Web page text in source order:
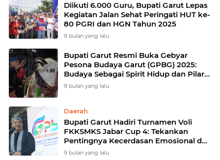
Diikuti 6.000 Guru, Bupati Garut Lepas
Kegiatan Jalan Sehat Peringati HUT ke-
80 PGRI dan HGN Tahun 2025
9 bulan yang lalu
Bupati Garut Resmi Buka Gebyar
Pesona Budaya Garut (GPBG) 2025:
Budaya Sebagai Spirit Hidup dan Pilar
Pariwisata Jawa Barat
9 bulan yang lalu
Daerah
Bupati Garut Hadiri Turnamen Voli
FKKSMKS Jabar Cup 4: Tekankan
Pentingnya Kecerdasan Emosional dan
Kerja Sama Tim
9 bulan yang lalu